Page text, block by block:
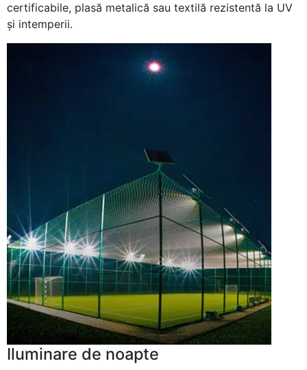
certificabile, plasă metalică sau textilă rezistentă la UV
şi intemperii.
Iluminare de noapte